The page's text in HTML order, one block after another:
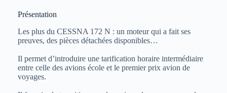
Présentation
Les plus du CESSNA 172 N : un moteur qui a fait ses
preuves, des pièces détachées disponibles…
Il permet d’introduire une tarification horaire intermédiaire
entre celle des avions école et le premier prix avion de
voyages.